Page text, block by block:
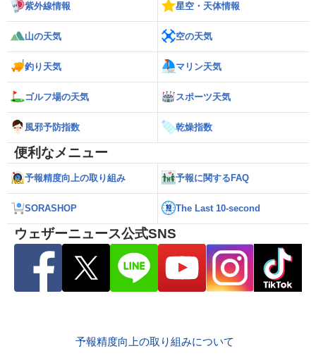
紫外線情報 星空・天体情報
山の天気 空の天気
釣り天気 マリン天気
ゴルフ場の天気 スポーツ天気
風邪予防指数 乾燥指数
便利なメニュー
予報精度向上の取り組み 予報に関するFAQ
SORASHOP The Last 10-second
ウェザーニュース公式SNS
予報精度向上の取り組みについて